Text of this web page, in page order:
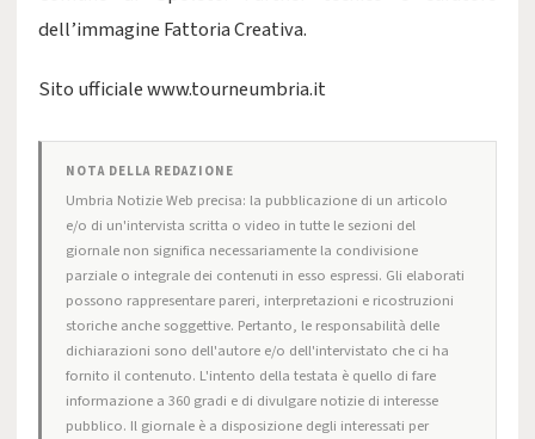
dell’immagine Fattoria Creativa.
Sito ufficialewww.tourneumbria.it
NOTA DELLA REDAZIONE
Umbria Notizie Web precisa: la pubblicazione di un articolo
e/o di un'intervista scritta o video in tutte le sezioni del
giornale non significa necessariamente la condivisione
parziale o integrale dei contenuti in esso espressi. Gli elaborati
possono rappresentare pareri, interpretazioni e ricostruzioni
storiche anche soggettive. Pertanto, le responsabilità delle
dichiarazioni sono dell'autore e/o dell'intervistato che ci ha
fornito il contenuto. L'intento della testata è quello di fare
informazione a 360 gradi e di divulgare notizie di interesse
pubblico. Il giornale è a disposizione degli interessati per